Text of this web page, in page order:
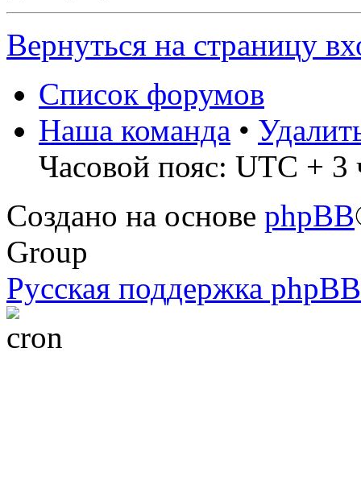
Вернуться на страницу
Список форумов
Наша команда •
Часовой пояс: UTC + 3
Создано на основе phpBB
Group
Русская поддержка phpBB